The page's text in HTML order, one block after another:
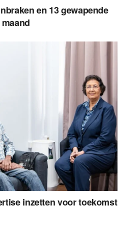
en 13 gewapende
inzetten voor toekomst